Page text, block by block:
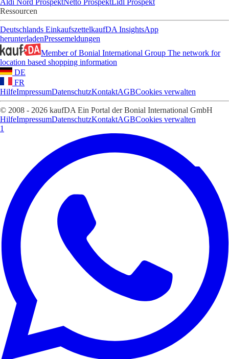
Aldi Nord ProspektNetto ProspektLidl Prospekt
Ressourcen
Deutschlands EinkaufszettelkaufDA InsightsApp
herunterladenPressemeldungen
Member of Bonial International Group The network for
location based shopping information
DE
FR
HilfeImpressumDatenschutzKontaktAGBCookies verwalten
© 2008 - 2026 kaufDA Ein Portal der Bonial International GmbH
HilfeImpressumDatenschutzKontaktAGBCookies verwalten
1